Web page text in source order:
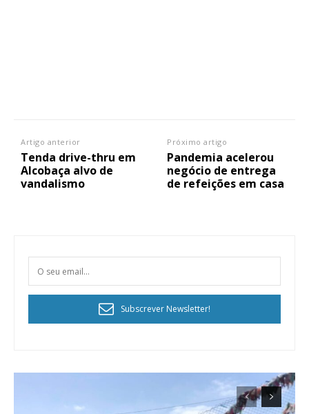
Faça-se assinante do Região de Cister e ajude-nos a manter este serviço
Sendo assinante terá acesso a todos os conteúdos exclusivos e versões
Artigo anterior
Tenda drive-thru em
Alcobaça alvo de
vandalismo
Próximo artigo
Pandemia acelerou
negócio de entrega
de refeições em casa
Subscrever Newsletter!